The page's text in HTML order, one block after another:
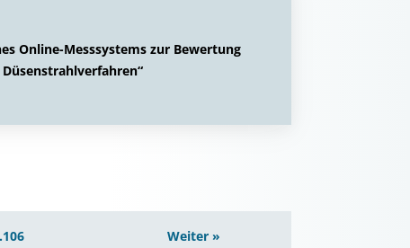
Online-Messsystems zur Bewertung
Weiter »